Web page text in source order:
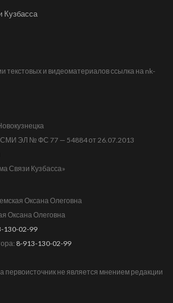
Кузбасса
текстовых и видеоматериалов ссылка на nk-
СМИ ЭЛ № ФС 77 — 54884 от 26.07.2013
Связи Кузбасса»
Оксана Олеговна
Оксана Олеговна
130-02-99
8-913-130-02-99
первоисточник не является мнением редакции